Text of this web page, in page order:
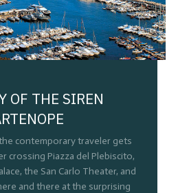
OF THE SIREN
contemporary traveler gets
crossing Piazza del Plebiscito,
the San Carlo Theater, and
and there at the surprising